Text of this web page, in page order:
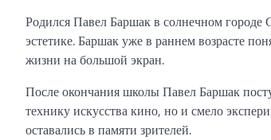
Родился Павел Баршак в солнечном городе
эстетике. Баршак уже в раннем возрасте
жизни на большой экран.
После окончания школы Павел Баршак
технику искусства кино, но и смело
оставались в памяти зрителей.